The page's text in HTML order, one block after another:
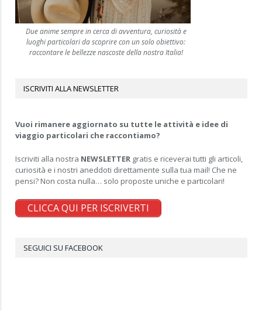
Due anime sempre in cerca di avventura, curiosità e
luoghi particolari da scoprire con un solo obiettivo:
raccontare le bellezze nascoste della nostra Italia!
ISCRIVITI ALLA NEWSLETTER
Vuoi rimanere aggiornato su tutte le attività e idee di
viaggio particolari che raccontiamo?
Iscriviti alla nostra NEWSLETTER gratis e riceverai tutti gli articoli,
curiosità e i nostri aneddoti direttamente sulla tua mail! Che ne
pensi? Non costa nulla… solo proposte uniche e particolari!
CLICCA QUI PER ISCRIVERTI
SEGUICI SU FACEBOOK